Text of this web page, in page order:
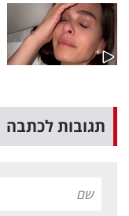
תגובות לכתבה